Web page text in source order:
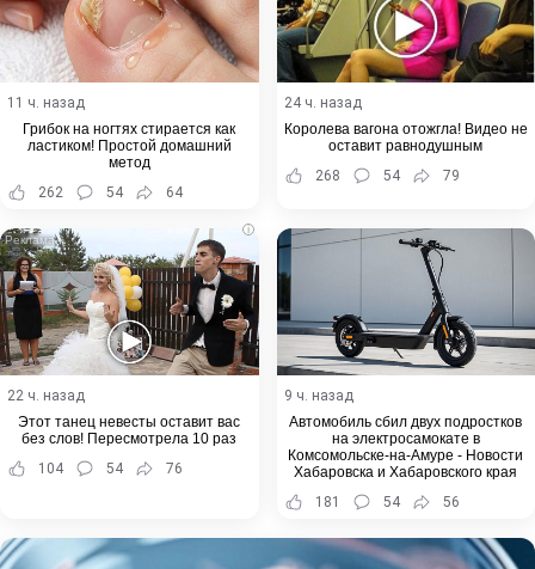
11 ч. назад
Грибок на ногтях стирается как
ластиком! Простой домашний
метод
262
54 64
24 ч. назад
Королева вагона отожгла! Видео не
оставит равнодушным
268
54 79
i
22 ч. назад
Этот танец невесты оставит вас
без слов! Пересмотрела 10 раз
104
54 76
9 ч. назад
Автомобиль сбил двух подростков
на электросамокате в
Комсомольске-на-Амуре - Новости
Хабаровска и Хабаровского края
181
54 56